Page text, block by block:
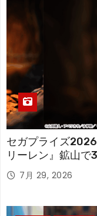
セガプライズ
リーレン』鉱山
「フリーレン」を
7月 29, 2026